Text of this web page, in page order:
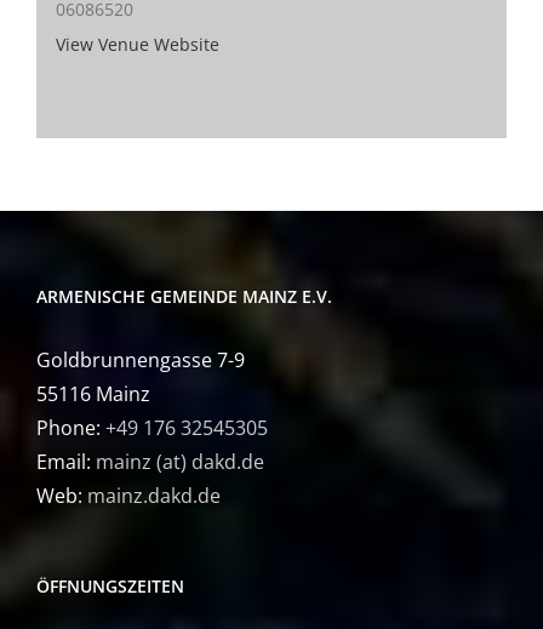
06086520
View Venue Website
ARMENISCHE GEMEINDE MAINZ E.V.
Goldbrunnengasse 7-9
55116 Mainz
Phone: +49 176 32545305
Email: mainz (at) dakd.de
Web: mainz.dakd.de
ÖFFNUNGSZEITEN